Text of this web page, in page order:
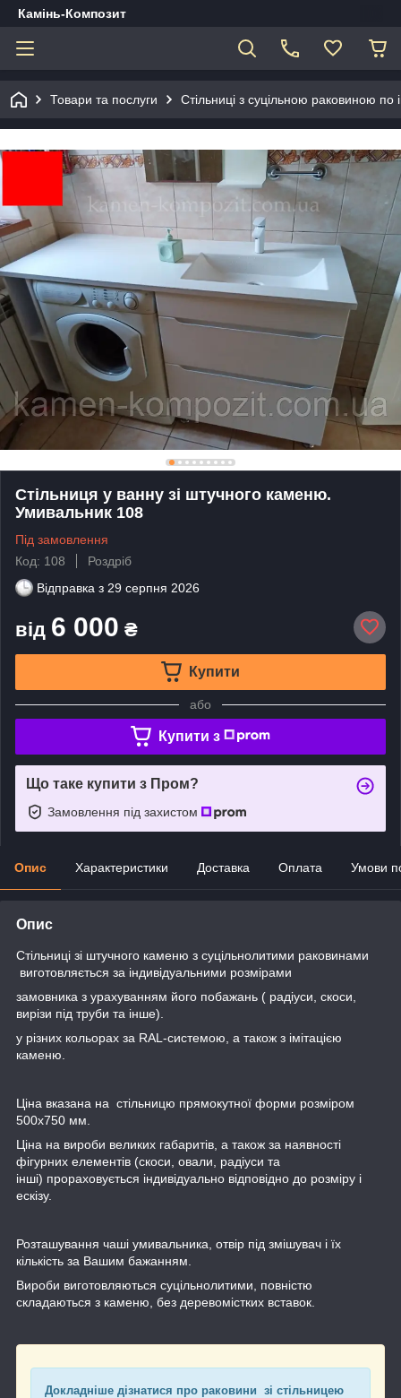
Камінь-Композит
Товари та послуги Стільниці з суцільною раковиною по
Стільниця у ванну зі штучного каменю.
Умивальник 108
Під замовлення
Код: 108
Роздріб
Відправка з 29 серпня 2026
від 6 000 ₴
Купити
або
Купити з
Що таке купити з Пром?
Замовлення під захистом
Опис Характеристики Доставка Оплата Умови
Опис
Стільниці зі штучного каменю з суцільнолитими раковинами
виготовляється за індивідуальними розмірами
замовника з урахуванням його побажань ( радіуси, скоси,
вирізи під труби та інше).
у різних кольорах за RAL-системою, а також з імітацією
каменю.
Ціна вказана на стільницю прямокутної форми розміром
500х750 мм.
Ціна на вироби великих габаритів, а також за наявності
фігурних елементів (скоси, овали, радіуси та
інші) прораховується індивідуально відповідно до розміру і
ескізу.
Розташування чаші умивальника, отвір під змішувач і їх
кількість за Вашим бажанням.
Вироби виготовляються суцільнолитими, повністю
складаються з каменю, без деревомістких вставок.
Докладніше дізнатися про раковини зі стільницею